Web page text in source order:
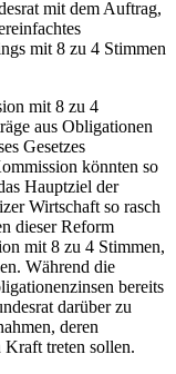
mit dem Auftrag,
mit 8 zu 4 Stimmen
mit 8 zu 4
aus Obligationen
Gesetzes
könnten so
Hauptziel der
Wirtschaft so rasch
dieser Reform
mit 8 zu 4 Stimmen,
Während die
bereits
darüber zu
deren
treten sollen.